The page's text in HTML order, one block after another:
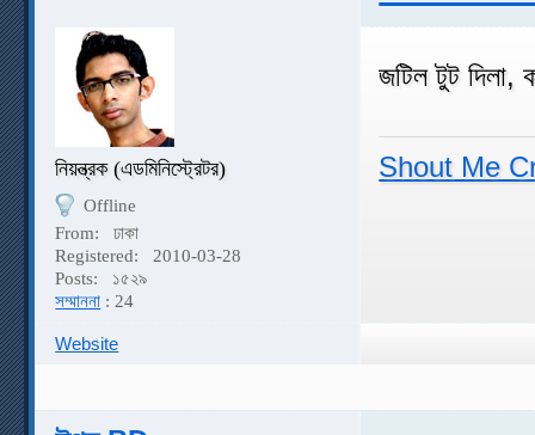
নিয়ন্ত্রক (এডমিনিস্ট্রেটর)
Offline
From:
ঢাকা
Registered:
2010-03-28
Posts:
১৫২৯
সম্মাননা : 24
জটিল টুট
Shout Me
Website